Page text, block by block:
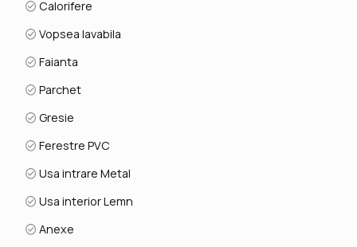
Calorifere
Vopsea lavabila
Faianta
Parchet
Gresie
Ferestre PVC
Usa intrare Metal
Usa interior Lemn
Anexe